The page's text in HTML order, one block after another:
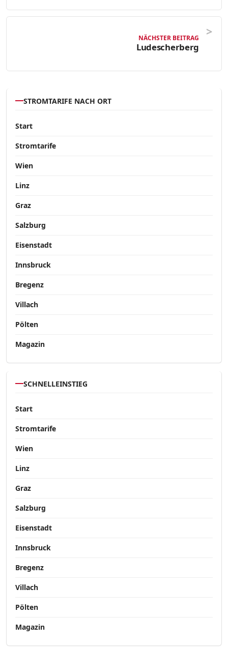
NÄCHSTER BEITRAG
Ludescherberg
STROMTARIFE NACH ORT
Start
Stromtarife
Wien
Linz
Graz
Salzburg
Eisenstadt
Innsbruck
Bregenz
Villach
Pölten
Magazin
SCHNELLEINSTIEG
Start
Stromtarife
Wien
Linz
Graz
Salzburg
Eisenstadt
Innsbruck
Bregenz
Villach
Pölten
Magazin